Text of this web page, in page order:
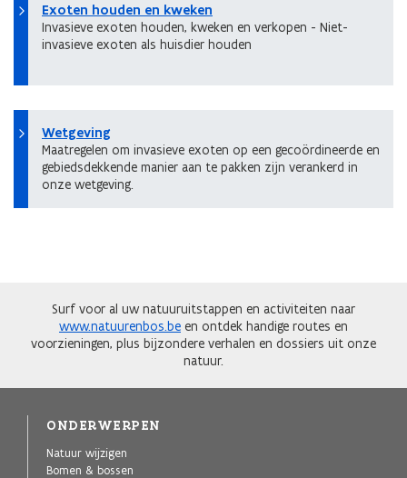
Exoten houden en kweken
Invasieve exoten houden, kweken en verkopen - Niet-
invasieve exoten als huisdier houden
Wetgeving
Maatregelen om invasieve exoten op een gecoördineerde en
gebiedsdekkende manier aan te pakken zijn verankerd in
onze wetgeving.
Surf voor al uw natuuruitstappen en activiteiten naar
www.natuurenbos.be en ontdek handige routes en
voorzieningen, plus bijzondere verhalen en dossiers uit onze
natuur.
ONDERWERPEN
Natuur wijzigen
Bomen & bossen